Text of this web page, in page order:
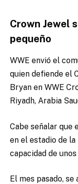
Crown Jewel
pequeño
WWE envió el
quien defiende el
Bryan en WWE
Riyadh, Arabia
Cabe señalar que
en el estadio de la
capacidad de
El mes pasado,